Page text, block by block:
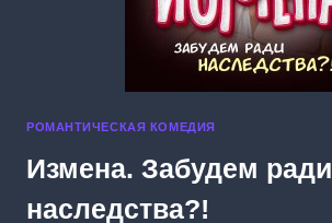
РОМАНТИЧЕСКАЯ КОМЕДИЯ
Измена. Забудем ради
наследства?!